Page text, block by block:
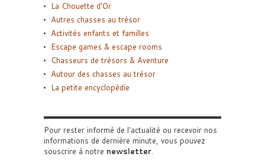
La Chouette d’Or
Autres chasses au trésor
Activités enfants et familles
Escape games & escape rooms
Chasseurs de trésors & Aventure
Autour des chasses au trésor
La petite encyclopédie
Pour rester informé de l'actualité ou recevoir nos
informations de dernière minute, vous pouvez
souscrire à notre newsletter.